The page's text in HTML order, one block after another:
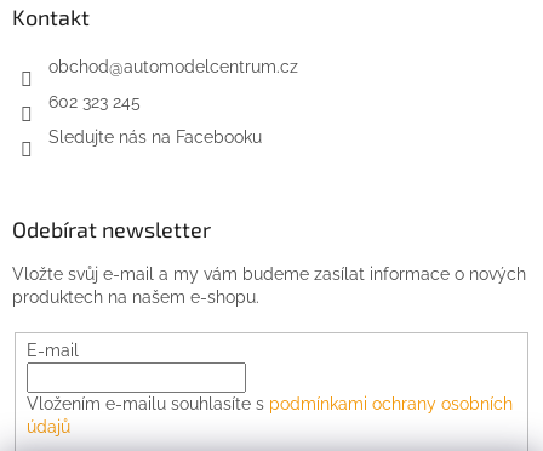
Kontakt
obchod@automodelcentrum.cz
602 323 245
Sledujte nás na Facebooku
Odebírat newsletter
Vložte svůj e-mail a my vám budeme zasílat informace o nových
produktech na našem e-shopu.
E-mail
Vložením e-mailu souhlasíte s podmínkami ochrany osobních
údajů